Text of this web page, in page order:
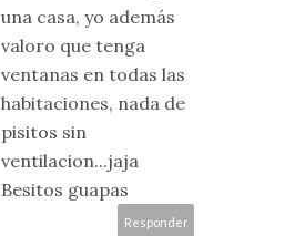
una casa, yo además
valoro que tenga
ventanas en todas las
habitaciones, nada de
pisitos sin
ventilacion...jaja
Besitos guapas
Responder